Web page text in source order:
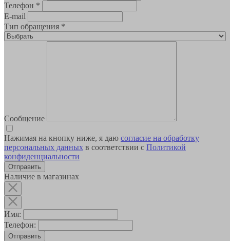
Телефон *
E-mail
Тип обращения *
Сообщение
Нажимая на кнопку ниже, я даю согласие на обработку
персональных данных в соответствии с Политикой
конфиденциальности
Наличие в магазинах
Имя:
Телефон:
Отправить